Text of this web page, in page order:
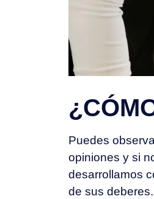
Puedes
opiniones y si
desarrollamos
de sus